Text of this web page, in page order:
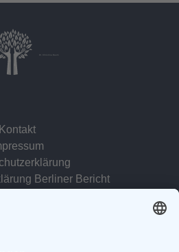
Dr. Christina Baum
Kontakt
Berliner Bericht